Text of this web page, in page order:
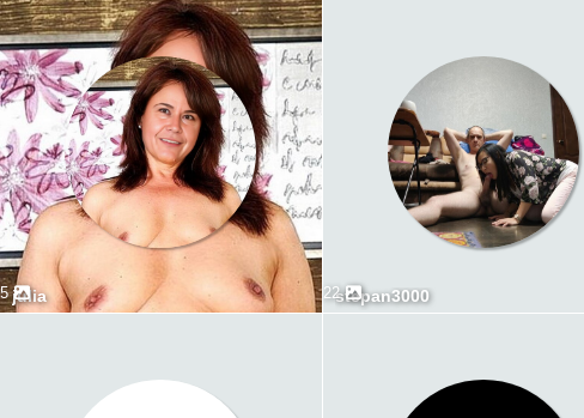
julia
5 stepan3000
22